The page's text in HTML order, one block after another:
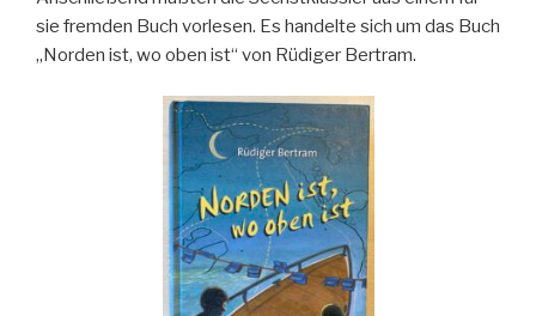
sie fremden Buch vorlesen. Es handelte sich um das Buch
„Norden ist, wo oben ist“ von Rüdiger Bertram.